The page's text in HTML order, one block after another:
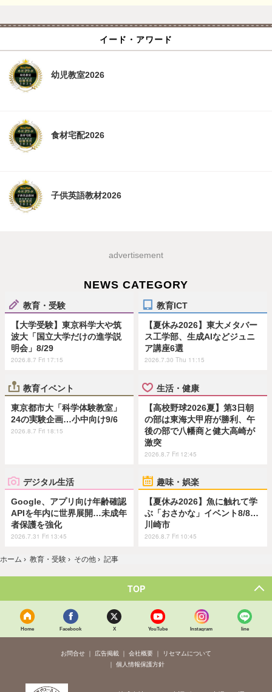
イード・アワード
幼児教室2026
食材宅配2026
子供英語教材2026
advertisement
NEWS CATEGORY
教育・受験
【大学受験】東京科学大や筑
波大「国立大学だけの進学説
明会」8/29
2026.8.7 Fri 17:15
教育ICT
【夏休み2026】東大メタバー
ス工学部、生成AIなどジュニ
ア講座6選
2026.7.30 Thu 11:15
教育イベント
東京都市大「科学体験教室」
24の実験企画…小中向け9/6
2026.8.7 Fri 18:15
生活・健康
【高校野球2026夏】第3日朝
の部は東海大甲府が勝利、午
後の部で八幡商と健大高崎が
激突
2026.8.7 Fri 12:45
デジタル生活
Google、アプリ向け年齢確認
APIを年内に世界展開…未成年
者保護を強化
2026.7.31 Fri 13:45
趣味・娯楽
【夏休み2026】魚に触れて学
ぶ「おさかな」イベント8/8…
川崎市
2026.8.7 Fri 10:45
ホーム › 教育・受験 › その他 › 記事
TOP
Home Facebook X YouTube Instagram line
お問合せ 広告掲載 会社概要
リセマムについて
個人情報保護方針